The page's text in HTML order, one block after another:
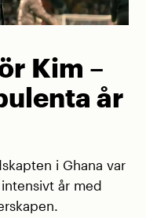
Kim –
år
i Ghana var
år med